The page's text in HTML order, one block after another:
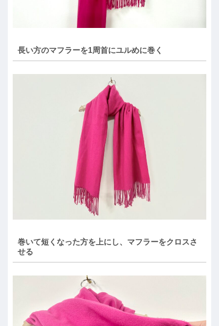
長い方のマフラーを1周首にユルめに巻く
巻いて短くなった方を上にし、マフラーをクロスさ
せる